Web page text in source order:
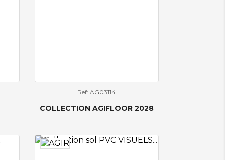
Ref: AG03114
COLLECTION AGIFLOOR 2028